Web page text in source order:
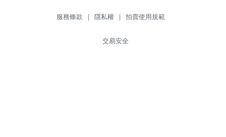
服務條款 | 隱私權 | 拍賣使用規範
交易安全